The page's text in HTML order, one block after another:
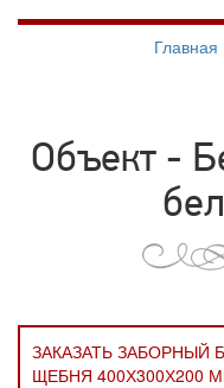
Главная
Объект -
ЗАКАЗАТЬ ЗАБОРНЫЙ
ЩЕБНЯ 400Х300Х200